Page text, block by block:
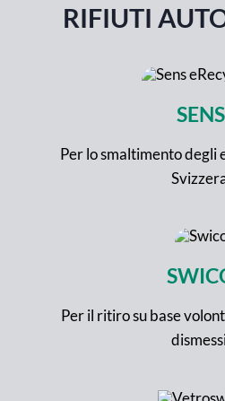
RIFIUTI
SENS
Per lo smaltimento degli
Per il ritiro su base